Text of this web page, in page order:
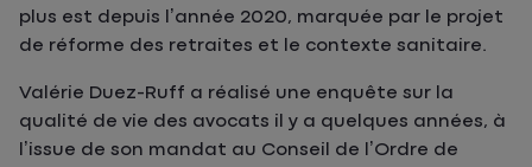
plus est depuis l’année 2020, marquée par le projet
de réforme des retraites et le contexte sanitaire.
Valérie Duez-Ruff a réalisé une enquête sur la
qualité de vie des avocats il y a quelques années, à
l’issue de son mandat au Conseil de l’Ordre de